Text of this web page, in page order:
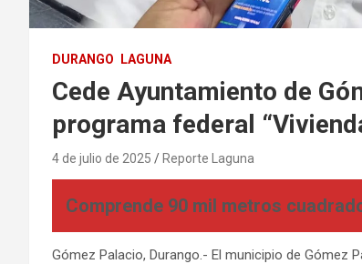
DURANGO LAGUNA
Cede Ayuntamiento de
programa federal
4 de julio de 2025 Reporte Laguna
Comprende 90 mil metros
Gómez Palacio, Durango.- El municipio de Gómez